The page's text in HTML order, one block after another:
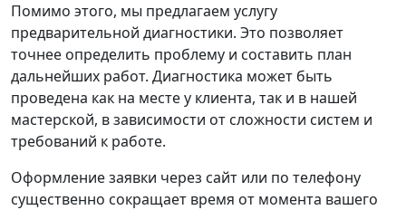
Помимо этого, мы предлагаем услугу
предварительной диагностики. Это позволяет
точнее определить проблему и составить план
дальнейших работ. Диагностика может быть
проведена как на месте у клиента, так и в нашей
мастерской, в зависимости от сложности систем и
требований к работе.
Оформление заявки через сайт или по телефону
существенно сокращает время от момента вашего